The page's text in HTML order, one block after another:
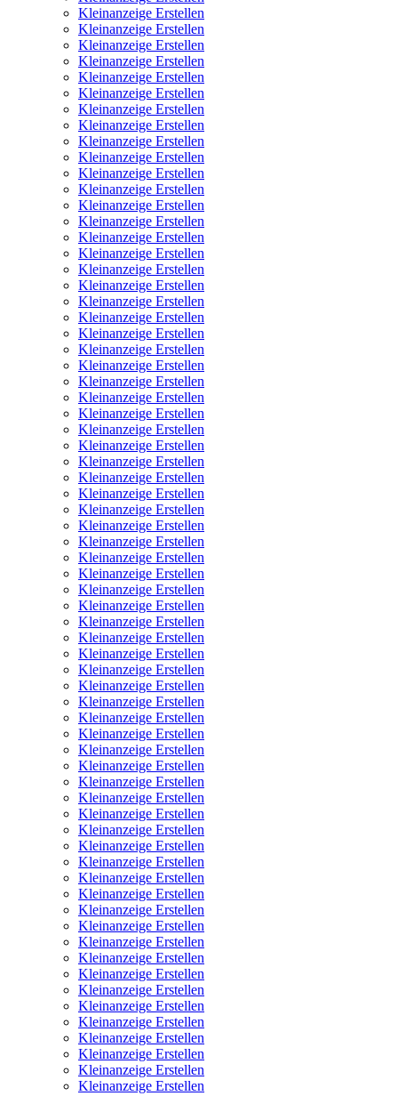
Kleinanzeige Erstellen
Kleinanzeige Erstellen
Kleinanzeige Erstellen
Kleinanzeige Erstellen
Kleinanzeige Erstellen
Kleinanzeige Erstellen
Kleinanzeige Erstellen
Kleinanzeige Erstellen
Kleinanzeige Erstellen
Kleinanzeige Erstellen
Kleinanzeige Erstellen
Kleinanzeige Erstellen
Kleinanzeige Erstellen
Kleinanzeige Erstellen
Kleinanzeige Erstellen
Kleinanzeige Erstellen
Kleinanzeige Erstellen
Kleinanzeige Erstellen
Kleinanzeige Erstellen
Kleinanzeige Erstellen
Kleinanzeige Erstellen
Kleinanzeige Erstellen
Kleinanzeige Erstellen
Kleinanzeige Erstellen
Kleinanzeige Erstellen
Kleinanzeige Erstellen
Kleinanzeige Erstellen
Kleinanzeige Erstellen
Kleinanzeige Erstellen
Kleinanzeige Erstellen
Kleinanzeige Erstellen
Kleinanzeige Erstellen
Kleinanzeige Erstellen
Kleinanzeige Erstellen
Kleinanzeige Erstellen
Kleinanzeige Erstellen
Kleinanzeige Erstellen
Kleinanzeige Erstellen
Kleinanzeige Erstellen
Kleinanzeige Erstellen
Kleinanzeige Erstellen
Kleinanzeige Erstellen
Kleinanzeige Erstellen
Kleinanzeige Erstellen
Kleinanzeige Erstellen
Kleinanzeige Erstellen
Kleinanzeige Erstellen
Kleinanzeige Erstellen
Kleinanzeige Erstellen
Kleinanzeige Erstellen
Kleinanzeige Erstellen
Kleinanzeige Erstellen
Kleinanzeige Erstellen
Kleinanzeige Erstellen
Kleinanzeige Erstellen
Kleinanzeige Erstellen
Kleinanzeige Erstellen
Kleinanzeige Erstellen
Kleinanzeige Erstellen
Kleinanzeige Erstellen
Kleinanzeige Erstellen
Kleinanzeige Erstellen
Kleinanzeige Erstellen
Kleinanzeige Erstellen
Kleinanzeige Erstellen
Kleinanzeige Erstellen
Kleinanzeige Erstellen
Kleinanzeige Erstellen